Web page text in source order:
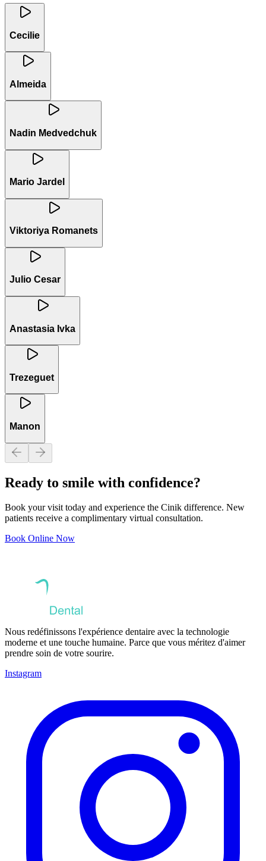
Cecilie
Almeida
Nadin Medvedchuk
Mario Jardel
Viktoriya Romanets
Julio Cesar
Anastasia Ivka
Trezeguet
Manon
Ready to smile with confidence?
Book your visit today and experience the Cinik difference. New
patients receive a complimentary virtual consultation.
Book Online Now
Nous redéfinissons l'expérience dentaire avec la technologie
moderne et une touche humaine. Parce que vous méritez d'aimer
prendre soin de votre sourire.
Instagram